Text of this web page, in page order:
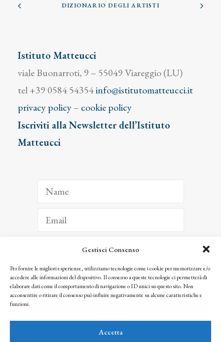
Gestisci Consenso
Per fornire le migliori esperienze, utilizziamo tecnologie come i cookie per memorizzare e/o
accedere alle informazioni del dispositivo. Il consenso a queste tecnologie ci permetterà di
elaborare dati come il comportamento di navigazione o ID unici su questo sito. Non
acconsentire o ritirare il consenso può influire negativamente su alcune caratteristiche e
funzioni.
Accetta
DIZIONARIO DEGLI ARTISTI
Istituto Matteucci
viale Buonarroti, 9 – 55049 Viareggio (LU)
tel +39 0584 54354info@istitutomatteucci.it
privacy policy– cookie policy
Iscriviti alla Newsletter dell’Istituto
Matteucci
ISCRIVITI
Facendo clic per iscriverti, riconosci che le tue informazioni saranno trattate
seguendo la nostra Privacy Policy
© 2025 Istituto Matteucci. All right reserved
l’autorizzazione scritta dei proprietari dei diritti e dell’Istituto Matteucci